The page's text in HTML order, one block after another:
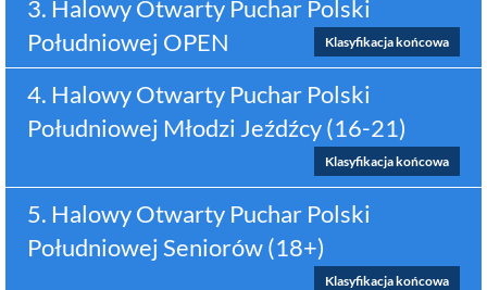
3. Halowy Otwarty Puchar Polski
Południowej OPEN
Klasyfikacja końcowa
4. Halowy Otwarty Puchar Polski
Południowej Młodzi Jeźdźcy (16-21)
Klasyfikacja końcowa
5. Halowy Otwarty Puchar Polski
Południowej Seniorów (18+)
Klasyfikacja końcowa